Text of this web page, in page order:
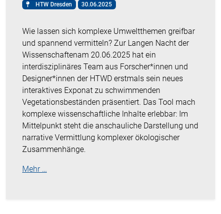
HTW Dresden 30.06.2025
Wie lassen sich komplexe Umweltthemen greifbar
und spannend vermitteln? Zur Langen Nacht der
Wissenschaftenam 20.06.2025 hat ein
interdisziplinäres Team aus Forscher*innen und
Designer*innen der HTWD erstmals sein neues
interaktives Exponat zu schwimmenden
Vegetationsbeständen präsentiert. Das Tool mach
komplexe wissenschaftliche Inhalte erlebbar: Im
Mittelpunkt steht die anschauliche Darstellung und
narrative Vermittlung komplexer ökologischer
Zusammenhänge.
Mehr …